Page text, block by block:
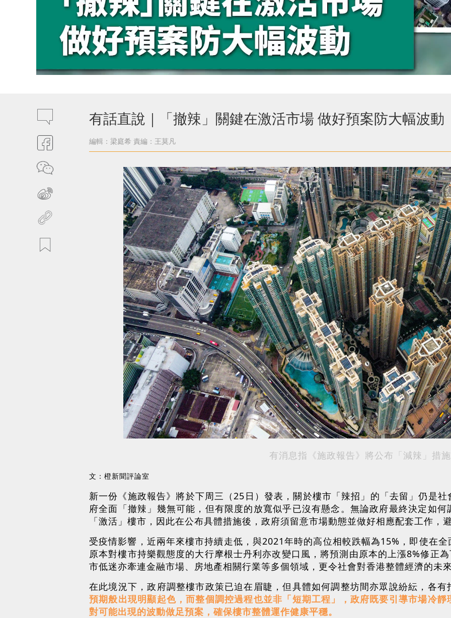
有話直說｜「撤辣」關鍵在激活市場 做好預案防大幅波動
編輯：梁庭希 責編：王莫凡
有消息指《施政報告》將公布「減辣」措
文：橙新聞評論室
新一份《施政報告》將於下周三（25日）發表，關於樓市「辣招」的「去留」仍是
府全面「撤辣」幾無可能，但有限度的放寬似乎已沒有懸念。無論政府最終決定如
「激活」樓市，因此在公布具體措施後，政府須留意市場動態並做好相應配套工作，
受疫情影響，近兩年來樓市持續走低，與2021年時的高位相較跌幅為15%，即使在
原本對樓市持樂觀態度的大行摩根士丹利亦改變口風，將預測由原本的上漲8%修正
市低迷亦牽連金融市場、房地產相關行業等多個領域，更令社會對香港整體經濟的未
在此境況下，政府調整樓市政策已迫在眉睫，但具體如何調整坊間亦眾說紛紜，各有
預期般出現明顯起色，而整個調控過程也並非「短期工程」，政府既要引導市場冷
對可能出現的波動做足預案，確保樓市整體運作健康平穩。